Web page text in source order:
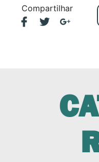
Compartilhar